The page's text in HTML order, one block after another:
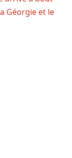
Géorgie et le